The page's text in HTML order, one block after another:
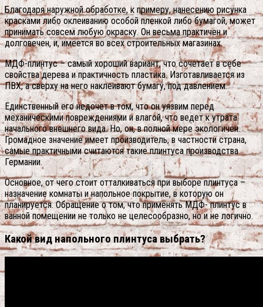
Благодаря наружной обработке, к примеру, нанесению рисунка
красками либо оклеиванию особой пленкой либо бумагой, может
принимать совсем любую окраску. Он весьма практичен и
долговечен, и, имеется во всех строительных магазинах.
МДФ-плинтус – самый хороший вариант, что сочетает в себе
свойства дерева и практичность пластика. Изготавливается из
ПВХ, а сверху на него наклеивают бумагу, под давлением.
Единственный его недочет в том, что он уязвим перед
механическими повреждениями и влагой, что ведет к утрата
начального внешнего вида. Но, он, в полной мере экологичен.
Громадное значение имеет производитель, в частности страна,
самые практичными считаются такие плинтуса производства
Германии.
Основное, от чего стоит отталкиваться при выборе плинтуса –
назначение комнаты и напольное покрытие, в которую он
планируется. Обращение о том, что применять МДФ- плинтус в
ванной помещении не только не целесообразно, но и не логично.
Какой вид напольного плинтуса выбрать?